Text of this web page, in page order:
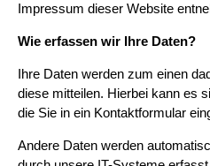
Impressum dieser Website
Wie erfassen wir Ihre Daten?
Ihre Daten werden zum einen
diese mitteilen. Hierbei kann es
die Sie in ein Kontaktformular
Andere Daten werden